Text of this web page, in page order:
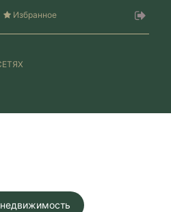
Избранное